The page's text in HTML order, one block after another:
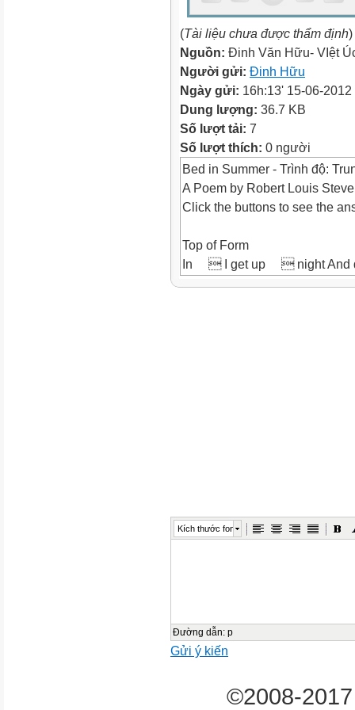
(Tài liệu chưa được thẩm định)
Nguồn: Đinh Văn Hữu- VIệt
Người gửi: Đinh Hữu
Ngày gửi: 16h:13' 15-06-2012
Dung lượng: 36.7 KB
Số lượt tải: 7
Số lượt thích: 0 người
Bed in Summer - Trình độ:
A Poem by Robert Louis
Click the buttons to see the
Top of Form
In  I get up  night
Kích thước font
Đường dẫn: p
Gửi ý kiến
©2008-